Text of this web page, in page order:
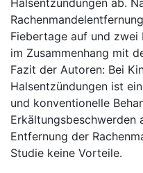
Halsentzündungen ab.
Fiebertage auf und
im Zusammenhang mit
Fazit der Autoren: Bei
Halsentzündungen ist
und konventionelle
Erkältungsbeschwerden
Entfernung der
Studie keine Vorteile.